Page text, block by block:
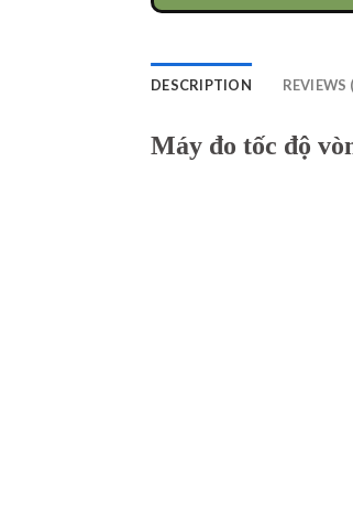
DESCRIPTION REVIEWS
Máy đo tốc độ